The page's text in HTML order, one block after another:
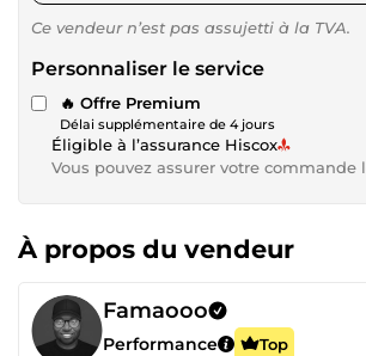
Ce vendeur n’est pas assujetti à la TVA.
Personnaliser le service
🔥 Offre Premium
Délai supplémentaire de 4 jours
Éligible à l’assurance Hiscox
Vous pouvez assurer votre
À propos du vendeur
Famaooo
Performance Top